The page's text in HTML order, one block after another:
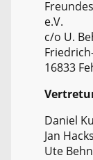
e.V.
c/o U.
16833
Daniel
Jan
Ute